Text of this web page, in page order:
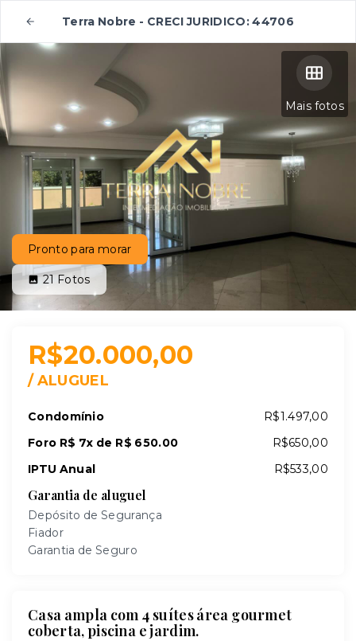
Terra Nobre - CRECI JURIDICO: 44706
Mais fotos
Pronto para morar
21 Fotos
R$20.000,00
/ALUGUEL
Condomínio
R$1.497,00
Foro R$ 7x de R$ 650.00
R$650,00
IPTU Anual
R$533,00
Garantia de aluguel
Depósito de Segurança
Fiador
Garantia de Seguro
Casa ampla com 4 suítes área gourmet
coberta, piscina e jardim.